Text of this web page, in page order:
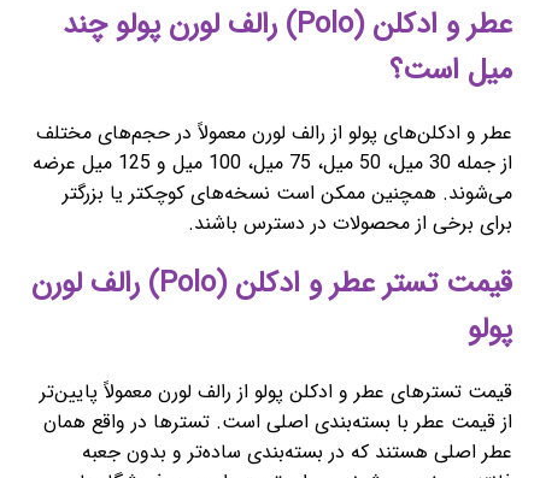
عطر و ادکلن (Polo) رالف لورن پولو چند
میل است؟
عطر و ادکلن‌های پولو از رالف لورن معمولاً در حجم‌های مختلف
از جمله 30 میل، 50 میل، 75 میل، 100 میل و 125 میل عرضه
می‌شوند. همچنین ممکن است نسخه‌های کوچکتر یا بزرگتر
برای برخی از محصولات در دسترس باشند.
قیمت تستر عطر و ادکلن (Polo) رالف لورن
پولو
قیمت تسترهای عطر و ادکلن پولو از رالف لورن معمولاً پایین‌تر
از قیمت عطر با بسته‌بندی اصلی است. تسترها در واقع همان
عطر اصلی هستند که در بسته‌بندی ساده‌تر و بدون جعبه